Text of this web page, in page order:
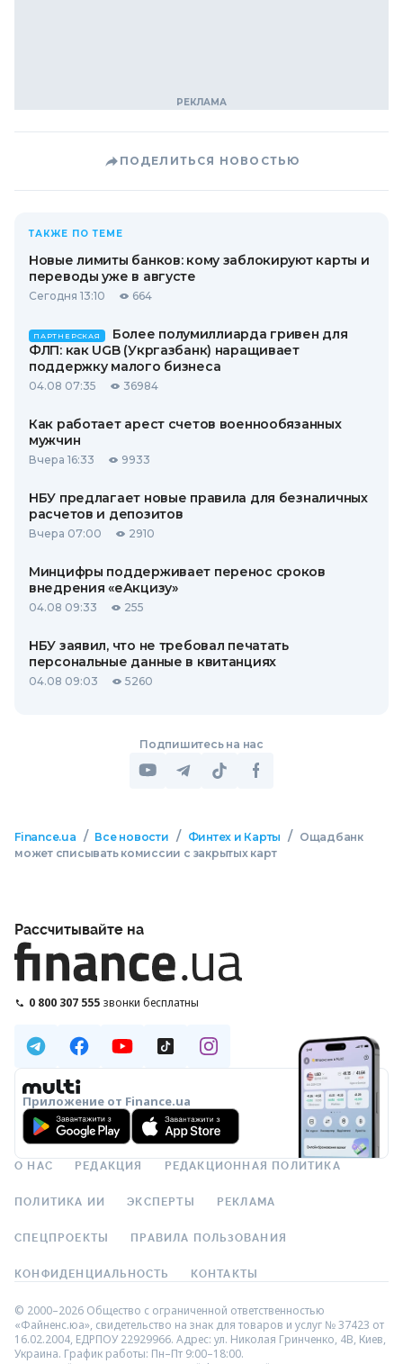
ПОДЕЛИТЬСЯ НОВОСТЬЮ
ТАКЖЕ ПО ТЕМЕ
Новые лимиты банков: кому заблокируют карты и
переводы уже в августе
Сегодня 13:10 664
ПАРТНЕРСКАЯ
Более полумиллиарда гривен для
ФЛП: как UGB (Укргазбанк) наращивает
поддержку малого бизнеса
04.08 07:35 36984
Как работает арест счетов военнообязанных
мужчин
Вчера 16:33 9933
НБУ предлагает новые правила для безналичных
расчетов и депозитов
Вчера 07:00 2910
Минцифры поддерживает перенос сроков
внедрения «еАкцизу»
04.08 09:33 255
НБУ заявил, что не требовал печатать
персональные данные в квитанциях
04.08 09:03 5260
Подпишитесь на нас
Finance.ua / Все новости / Финтех и Карты /
Ощадбанк
может списывать комиссии с закрытых карт
Рассчитывайте на
0 800 307 555 звонки бесплатны
Приложение от Finance.ua
О НАС РЕДАКЦИЯ РЕДАКЦИОННАЯ ПОЛИТИКА
ПОЛИТИКА ИИ ЭКСПЕРТЫ РЕКЛАМА
СПЕЦПРОЕКТЫ ПРАВИЛА ПОЛЬЗОВАНИЯ
КОНФИДЕНЦИАЛЬНОСТЬ КОНТАКТЫ
© 2000–2026 Общество с ограниченной ответственностью
«Файненс.юа», свидетельство на знак для товаров и услуг № 37423 от
16.02.2004, ЕДРПОУ 22929966. Адрес: ул. Николая Гринченко, 4В, Киев,
Украина. График работы: Пн–Пт 9:00–18:00.